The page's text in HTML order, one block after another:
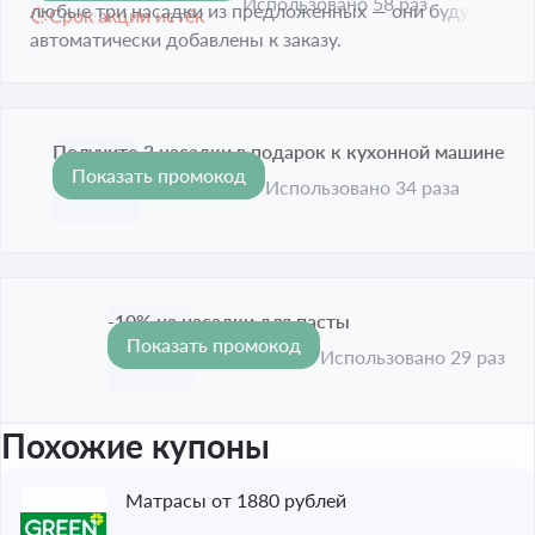
Срок акции истёк
любые три насадки из предложенных — они будут
автоматически добавлены к заказу.
Получите 3 насадки в подарок к кухонной машине
Срок акции истёк
Показать промокод
Использовано 34 раза
-10%
-10% на насадки для пасты
Срок акции истёк
Показать промокод
Использовано 29 раз
Похожие купоны
Матрасы от 1880 рублей